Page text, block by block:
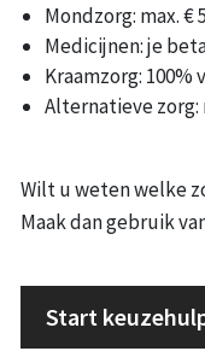
Mondzorg: max. €
Medicijnen: je
Kraamzorg: 100%
Alternatieve zorg:
Wilt u weten welke
Maak dan gebruik
Start